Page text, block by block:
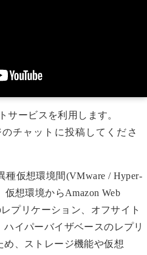
サービスを利用します。
のチャットに投稿してくださ
種仮想環境間(VMware / Hyper-
想環境からAmazon Web
プリケーション、オフサイト
イパーバイザベースのレプリ
、ストレージ機能や仮想